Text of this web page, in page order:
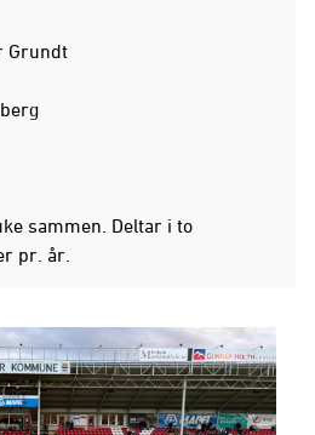
Grundt
sammen. Deltar i to
pr. år.